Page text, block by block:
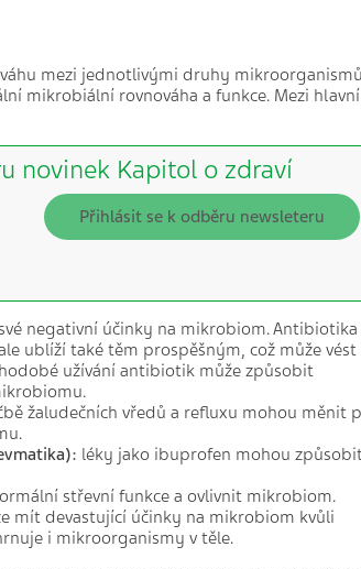
mezi jednotlivými druhy mikroorganismů
mikrobiální rovnováha a funkce. Mezi hlavní
novinek Kapitol o zdraví
Přihlásit se k odběru newsleteru
negativní účinky na mikrobiom. Antibiotika
ublíží také těm prospěšným, což může vést
užívání antibiotik může způsobit
žaludečních vředů a refluxu mohou měnit
léky jako ibuprofen mohou
střevní funkce a ovlivnit mikrobiom.
mít devastující účinky na mikrobiom kvůli
i mikroorganismy v těle.